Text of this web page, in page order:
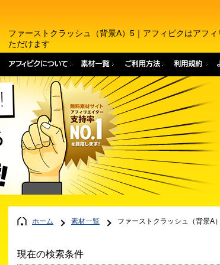
ファーストクラッシュ（背景A）5｜アフィピクはアフ
ただけます
ホーム 素材一覧 ファーストクラッシュ（背景A
現在の検索条件